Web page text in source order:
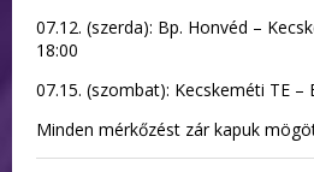
07.12. (szerda): Bp. Honvéd –
18:00
07.15. (szombat): Kecskeméti TE –
Minden mérkőzést zár kapuk